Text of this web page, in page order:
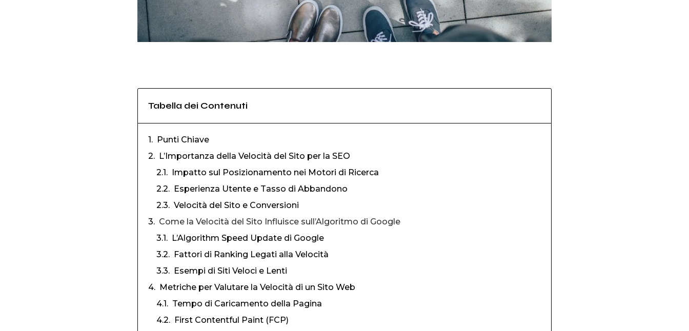
Tabella dei Contenuti
Punti Chiave
L’Importanza della Velocità del Sito per la SEO
Impatto sul Posizionamento nei Motori di Ricerca
Esperienza Utente e Tasso di Abbandono
Velocità del Sito e Conversioni
Come la Velocità del Sito Influisce sull’Algoritmo di Google
L’Algorithm Speed Update di Google
Fattori di Ranking Legati alla Velocità
Esempi di Siti Veloci e Lenti
Metriche per Valutare la Velocità di un Sito Web
Tempo di Caricamento della Pagina
First Contentful Paint (FCP)